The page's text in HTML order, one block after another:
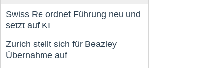
Swiss Re ordnet Führung neu und
setzt auf KI
Zurich stellt sich für Beazley-
Übernahme auf